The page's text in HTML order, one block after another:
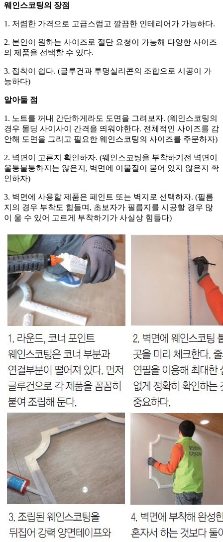
웨인스코팅의 장점
1. 저렴한 가격으로 고급스럽고 깔끔한 인테리어가 가능하다.
2. 본인이 원하는 사이즈로 절단 요청이 가능해 다양한 사이즈
의 제품을 선택할 수 있다.
3. 접착이 쉽다. (글루건과 투명실리콘의 조합으로 시공이 가
능하다)
알아둘 점
1. 노트를 꺼내 간단하게라도 도면을 그려보자. (웨인스코팅의
경우 몰딩 사이사이 간격을 띄워야한다. 전체적인 사이즈를 감
안해 도면을 그리고 필요한 웨인스코팅의 사이즈를 주문하자)
2. 벽면이 고른지 확인하자. (웨인스코팅을 부착하기전 벽면이
울퉁불퉁하지는 않은지, 벽면에 이물질이 묻어 있지 않은지 확
인하자)
3. 벽면에 사용할 제품은 페인트 또는 벽지로 선택하자. (필름
지의 경우 부착도 힘들며, 초보자가 필름지를 시공할 경우 많
이 울 수 있어 고르게 부착하기가 사실상 힘들다)